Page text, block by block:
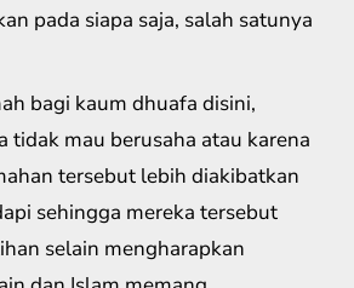
pada siapa saja, salah satunya
bagi kaum dhuafa disini,
tidak mau berusaha atau karena
tersebut lebih diakibatkan
sehingga mereka tersebut
selain mengharapkan